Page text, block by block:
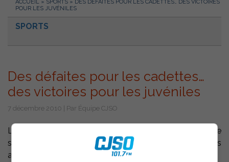
ACCUEIL » SPORTS » DES DÉFAITES POUR LES CADETTES… DES VICTOIRES
POUR LES JUVÉNILES
SPORTS
Des défaites pour les cadettes…
des victoires pour les juvéniles
7 décembre 2010 | Par Équipe CJSO
Les Polypus étaient dans la région de Québec la fin de
semaine dernière. Les cadettes ont subi deux défaites
alors que les juvéniles ont gagné deux fois.